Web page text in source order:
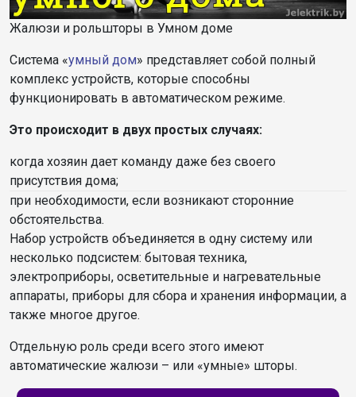
Жалюзи и рольшторы в Умном доме
Система «умный дом» представляет собой полный
комплекс устройств, которые способны
функционировать в автоматическом режиме.
Это происходит в двух простых случаях:
когда хозяин дает команду даже без своего
присутствия дома;
при необходимости, если возникают сторонние
обстоятельства.
Набор устройств объединяется в одну систему или
несколько подсистем: бытовая техника,
электроприборы, осветительные и нагревательные
аппараты, приборы для сбора и хранения информации, а
также многое другое.
Отдельную роль среди всего этого имеют
автоматические жалюзи – или «умные» шторы.